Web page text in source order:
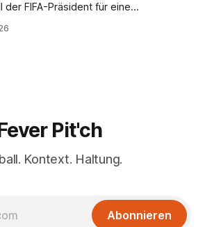
FIFA-Präsident für eine
Pit'ch
Kontext. Haltung.
Abonnieren